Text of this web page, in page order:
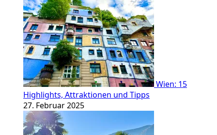
Wien: 15
Highlights, Attraktionen und Tipps
27. Februar 2025